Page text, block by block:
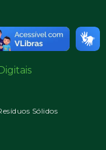
Sólidos